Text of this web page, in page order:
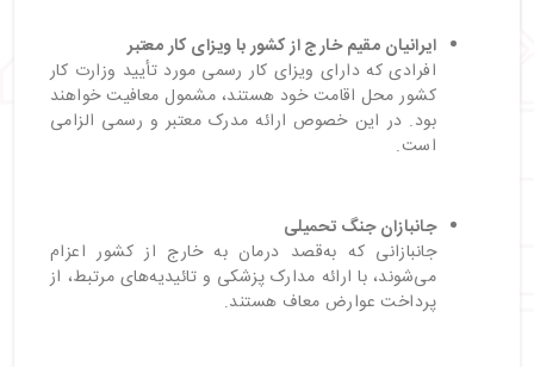
ایرانیان مقیم خارج از کشور با ویزای کار معتبر
افرادی که دارای ویزای کار رسمی مورد تأیید وزارت کار
کشور محل اقامت خود هستند، مشمول معافیت خواهند
بود. در این خصوص ارائه مدرک معتبر و رسمی الزامی
است.
جانبازان جنگ تحمیلی
جانبازانی که به‌قصد درمان به خارج از کشور اعزام
می‌شوند، با ارائه مدارک پزشکی و تائیدیه‌های مرتبط، از
پرداخت عوارض معاف هستند.